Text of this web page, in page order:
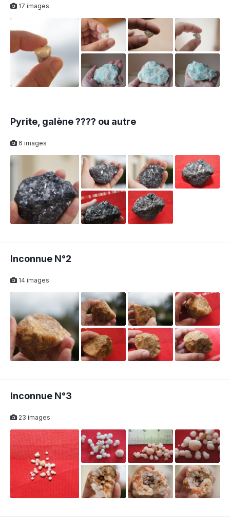
17 images
Pyrite, galène ???? ou autre
6 images
Inconnue N°2
14 images
Inconnue N°3
23 images